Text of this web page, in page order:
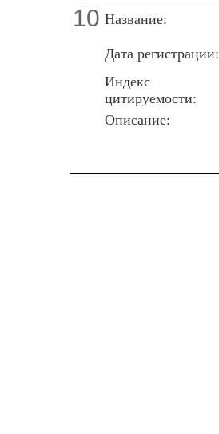
10 Название:
Дата регистрации:
Индекс
цитируемости:
Описание: